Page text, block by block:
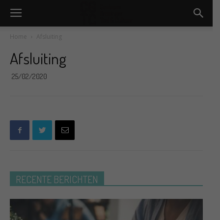
Home Afsluiting
Afsluiting
25/02/2020
RECENTE BERICHTEN